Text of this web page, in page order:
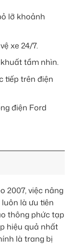
lỡ khoảnh
xe 24/7.
tầm nhìn.
tiếp trên điện
điện Ford
2007, việc nâng
là ưu tiên
thông phức tạp
hiệu quả nhất
là trang bị